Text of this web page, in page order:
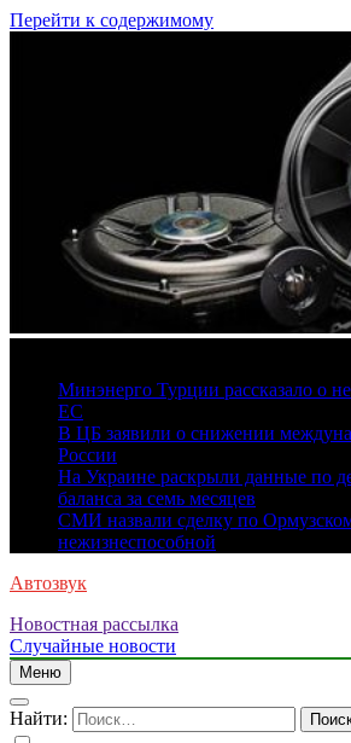
Перейти к содержимому
Минэнерго Турции рассказало о
ЕС
В ЦБ заявили о снижении
России
На Украине раскрыли данные по
баланса за семь месяцев
СМИ назвали сделку по
нежизнеспособной
Автозвук
Новостная рассылка
Случайные новости
Меню
Найти: